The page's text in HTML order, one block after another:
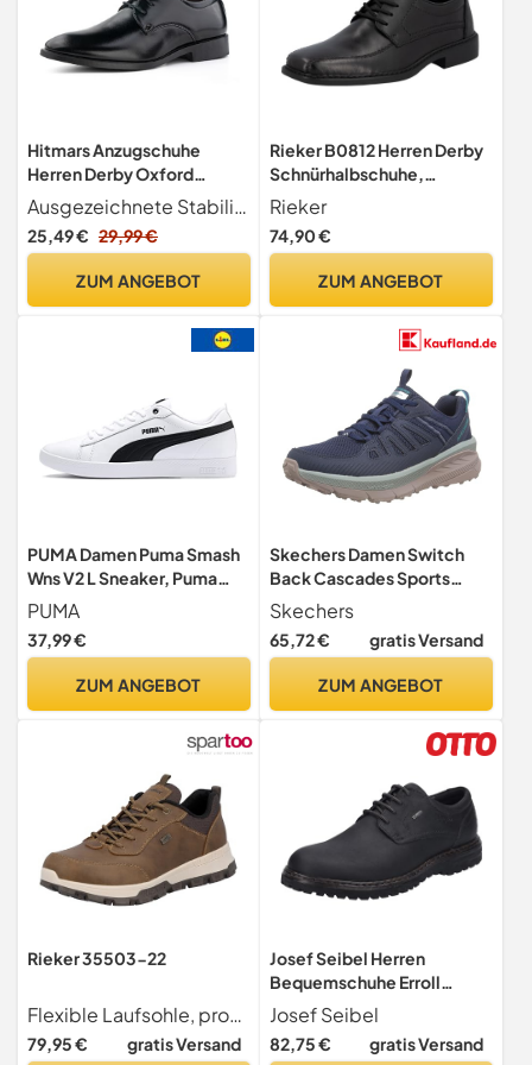
Hitmars Anzugschuhe
Herren Derby Oxford
Schuhe Brogues
Klassischer Herrenschuhe
Elegant Lederschuhe
Schwarz EU43
Ausgezeichnete Stabilität Diese Anzugschuhe verfügen über rutschfeste Sohlen für besseren Halt und Haltbarkeit.
25,49 € 29,99 €
ZUM ANGEBOT
Rieker B0812 Herren Derby
Schnürhalbschuhe,
Schwarz, 40 EU, Extra weit
Rieker
74,90 €
ZUM ANGEBOT
PUMA Damen Puma Smash
Wns V2 L Sneaker, Puma
White Puma Black, 40 EU
PUMA
37,99 €
ZUM ANGEBOT
Skechers Damen Switch
Back Cascades Sports
Shoes,Sneakers, Navy
Synthetic Textile Trim, 41
EU
Skechers
65,72 € gratis Versand
ZUM ANGEBOT
Rieker 35503-22
Flexible Laufsohle, profiliert
79,95 € gratis Versand
Josef Seibel Herren
Bequemschuhe Erroll
50,Weite G
(Normal),Wechselfußbett,
wasserdicht,schnürschuhe,
Josef Seibel
82,75 € gratis Versand